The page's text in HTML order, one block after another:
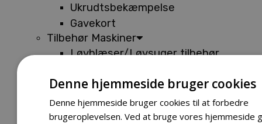
Ukrudtsbekæmpelse
Gavekort
Tilbehør Maskiner
Løvblæser/Løvsuger tilbehør
Tilbehør Buskryddere og Trimmere
Tilbehør Entreprenørudstyr
Tilbehør Havetraktor
Denne hjemmeside bruger cookies
Denne hjemmeside bruger cookies til at forbedre
brugeroplevelsen. Ved at bruge vores hjemmeside